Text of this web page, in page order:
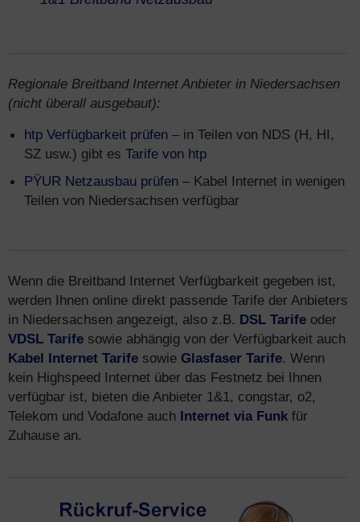
Regionale Breitband Internet Anbieter in Niedersachsen
(nicht überall ausgebaut):
htp Verfügbarkeit prüfen – in Teilen von NDS (H, HI,
SZ usw.) gibt es Tarife von htp
PŸUR Netzausbau prüfen – Kabel Internet in wenigen
Teilen von Niedersachsen verfügbar
Wenn die Breitband Internet Verfügbarkeit gegeben ist,
werden Ihnen online direkt passende Tarife der Anbieters
in Niedersachsen angezeigt, also z.B. DSL Tarife oder
VDSL Tarife sowie abhängig von der Verfügbarkeit auch
Kabel Internet Tarife sowie Glasfaser Tarife. Wenn
kein Highspeed Internet über das Festnetz bei Ihnen
verfügbar ist, bieten die Anbieter 1&1, congstar, o2,
Telekom und Vodafone auch Internet via Funk für
Zuhause an.